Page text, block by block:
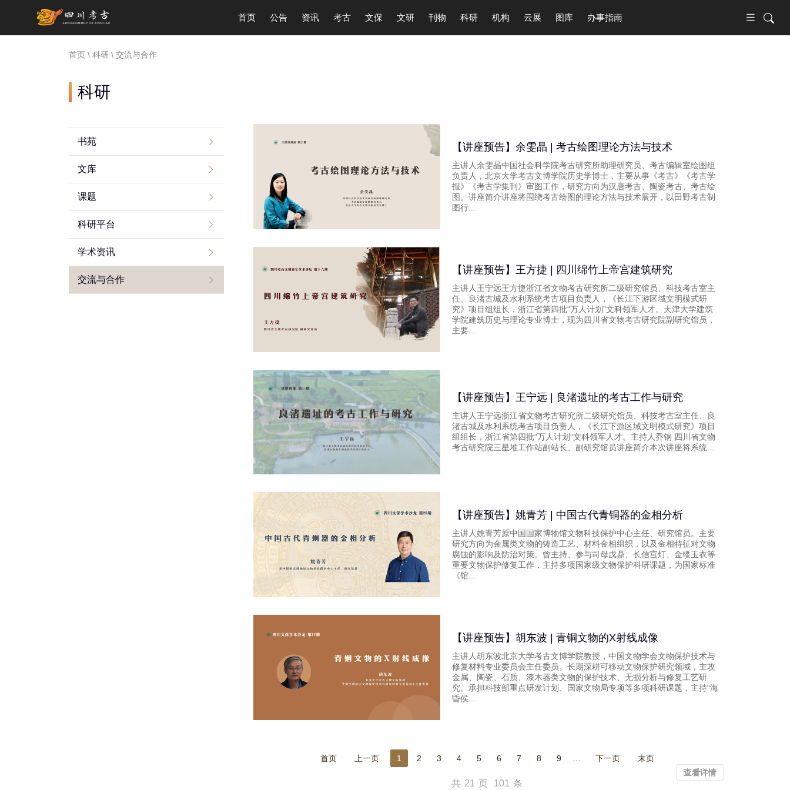
首页 公告 资讯 考古 文保 文研 刊物 科研 机构 云展 图库 办事指南
首页 \ 科研 \ 交流与合作
科研
书苑
文库
课题
科研平台
学术资讯
交流与合作
【讲座预告】余雯晶 | 考古绘图理论方法与技术
主讲人余雯晶中国社会科学院考古研究所助理研究员、考古编辑室绘图组
负责人，北京大学考古文博学院历史学博士，主要从事《考古》《考古学
报》《考古学集刊》审图工作，研究方向为汉唐考古、陶瓷考古、考古绘
图。讲座简介讲座将围绕考古绘图的理论方法与技术展开，以田野考古制
图行...
查看详情
【讲座预告】王方捷 | 四川绵竹上帝宫建筑研究
主讲人王宁远王方捷浙江省文物考古研究所二级研究馆员、科技考古室主
任、良渚古城及水利系统考古项目负责人，《长江下游区域文明模式研
究》项目组组长，浙江省第四批“万人计划”文科领军人才。天津大学建筑
学院建筑历史与理论专业博士，现为四川省文物考古研究院副研究馆员，
主要...
查看详情
【讲座预告】王宁远 | 良渚遗址的考古工作与研究
主讲人王宁远浙江省文物考古研究所二级研究馆员、科技考古室主任、良
渚古城及水利系统考古项目负责人，《长江下游区域文明模式研究》项目
组组长，浙江省第四批“万人计划”文科领军人才。主持人乔钢 四川省文物
考古研究院三星堆工作站副站长、副研究馆员讲座简介本次讲座将系统...
查看详情
【讲座预告】姚青芳 | 中国古代青铜器的金相分析
主讲人姚青芳原中国国家博物馆文物科技保护中心主任、研究馆员。主要
研究方向为金属类文物的铸造工艺、材料金相组织，以及金相特征对文物
腐蚀的影响及防治对策。曾主持、参与司母戊鼎、长信宫灯、金缕玉衣等
重要文物保护修复工作，主持多项国家级文物保护科研课题，为国家标准
《馆...
查看详情
【讲座预告】胡东波 | 青铜文物的X射线成像
主讲人胡东波北京大学考古文博学院教授，中国文物学会文物保护技术与
修复材料专业委员会主任委员。长期深耕可移动文物保护研究领域，主攻
金属、陶瓷、石质、漆木器类文物的保护技术、无损分析与修复工艺研
究。承担科技部重点研发计划、国家文物局专项等多项科研课题，主持“海
昏侯...
查看详情
首页 上一页 1 2 3 4 5 6 7 8 9 下一页 末页
共 21 页 101 条